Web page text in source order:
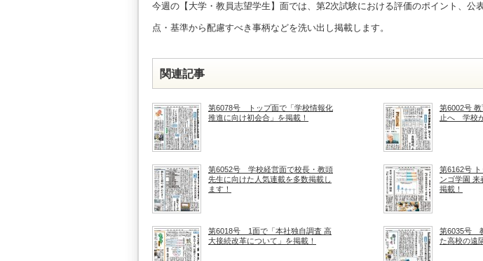
今週の【大学・教員志望学生】面では、第2次試験における評価のポイント、公
点・基準から配慮すべき事柄などを洗い出し掲載します。
関連記事
第6078号 トップ面で「学校情報化
推進に向け初会合」を掲載！
第6002号
止へ 学校
第6052号 学校経営面で校長・教頭
先生に向けた人気連載を多数掲載し
ます！
第6162号
ンゴ学園 来
掲載！
第6018号 1面で「本社独自調査 高
大接続改革について」を掲載！
第6035号
た高校の遠